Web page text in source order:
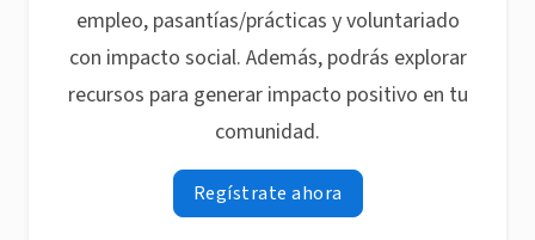
empleo, pasantías/prácticas y voluntariado
con impacto social. Además, podrás explorar
recursos para generar impacto positivo en tu
comunidad.
Regístrate ahora